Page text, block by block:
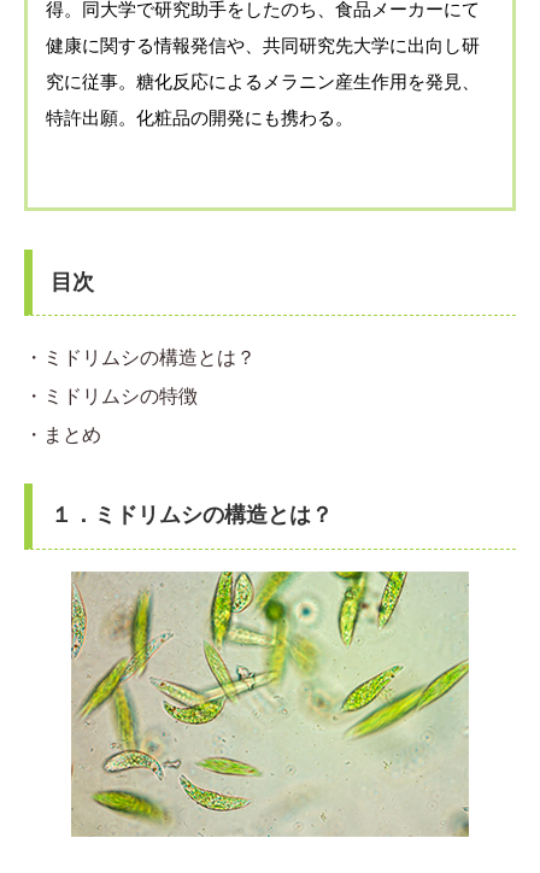
得。同大学で研究助手をしたのち、食品メーカーにて
健康に関する情報発信や、共同研究先大学に出向し研
究に従事。糖化反応によるメラニン産生作用を発見、
特許出願。化粧品の開発にも携わる。
目次
・ミドリムシの構造とは？
・ミドリムシの特徴
・まとめ
１．ミドリムシの構造とは？